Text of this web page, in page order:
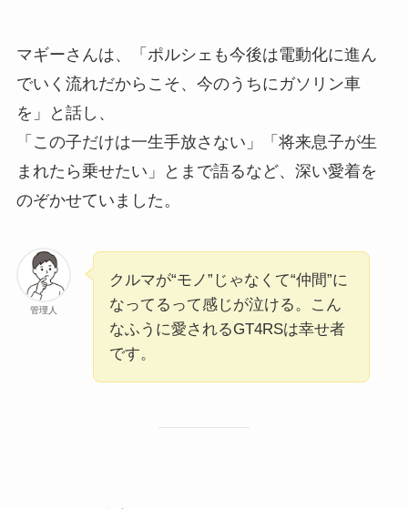
マギーさんは、「ポルシェも今後は電動化に進ん
でいく流れだからこそ、今のうちにガソリン車
を」と話し、
「この子だけは一生手放さない」「将来息子が生
まれたら乗せたい」とまで語るなど、深い愛着を
のぞかせていました。
管理人
クルマが“モノ”じゃなくて“仲間”に
なってるって感じが泣ける。こん
なふうに愛されるGT4RSは幸せ者
です。